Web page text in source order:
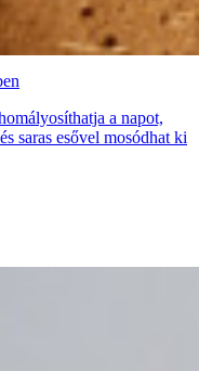
a napot,
saras esővel mosódhat ki